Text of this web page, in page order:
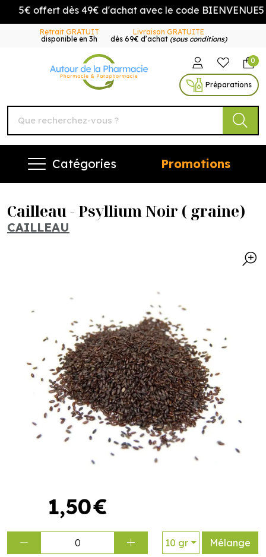
5€ offert dès 49€ d'achat avec le code BIENVENUE5
Retrait GRATUIT
disponible en 3h
Livraison GRATUITE
dès 69€ d’achat (sous conditions)
Autour de la Pharmacie
0
Préparations
Catégories Promotions
Cailleau - Psyllium Noir ( graine)
CAILLEAU
1,50€
0 10 gr Mélange